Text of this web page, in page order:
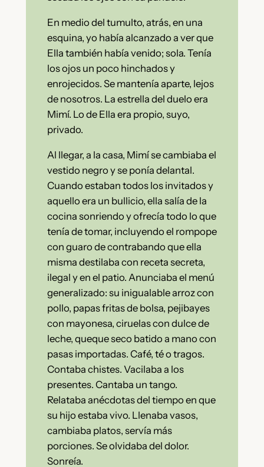
En medio del tumulto, atrás, en una
esquina, yo había alcanzado a ver que
Ella también había venido; sola. Tenía
los ojos un poco hinchados y
enrojecidos. Se mantenía aparte, lejos
de nosotros. La estrella del duelo era
Mimí. Lo de Ella era propio, suyo,
privado.
Al llegar, a la casa, Mimí se cambiaba el
vestido negro y se ponía delantal.
Cuando estaban todos los invitados y
aquello era un bullicio, ella salía de la
cocina sonriendo y ofrecía todo lo que
tenía de tomar, incluyendo el rompope
con guaro de contrabando que ella
misma destilaba con receta secreta,
ilegal y en el patio. Anunciaba el menú
generalizado: su inigualable arroz con
pollo, papas fritas de bolsa, pejibayes
con mayonesa, ciruelas con dulce de
leche, queque seco batido a mano con
pasas importadas. Café, té o tragos.
Contaba chistes. Vacilaba a los
presentes. Cantaba un tango.
Relataba anécdotas del tiempo en que
su hijo estaba vivo. Llenaba vasos,
cambiaba platos, servía más
porciones. Se olvidaba del dolor.
Sonreía.